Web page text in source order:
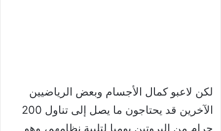
لكن لاعبو كمال الأجسام وبعض الرياضيين
الآخرين قد يحتاجون ما يصل إلى تناول 200
جرام من البروتين يوميا لتلبية نظامهم، وهو